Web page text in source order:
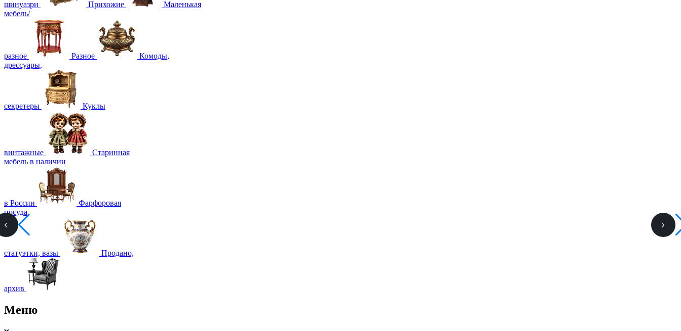
шинуазри Прихожие
Маленькая
мебель/
разное Разное
Комоды,
дрессуары,
секретеры Куклы
винтажные
Старинная
мебель в наличии
в России
Фарфоровая
посуда,
статуэтки, вазы Продано,
архив
Меню